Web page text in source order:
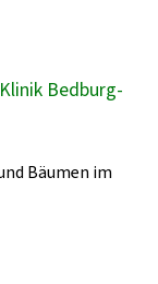
Bedburg-
Bäumen im